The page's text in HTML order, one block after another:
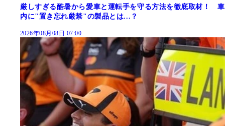
厳しすぎる酷暑から愛車と運転手を守る方法を徹底取材！ 車
内に"置き忘れ厳禁"の製品とは...？
2026年08月08日 07:00